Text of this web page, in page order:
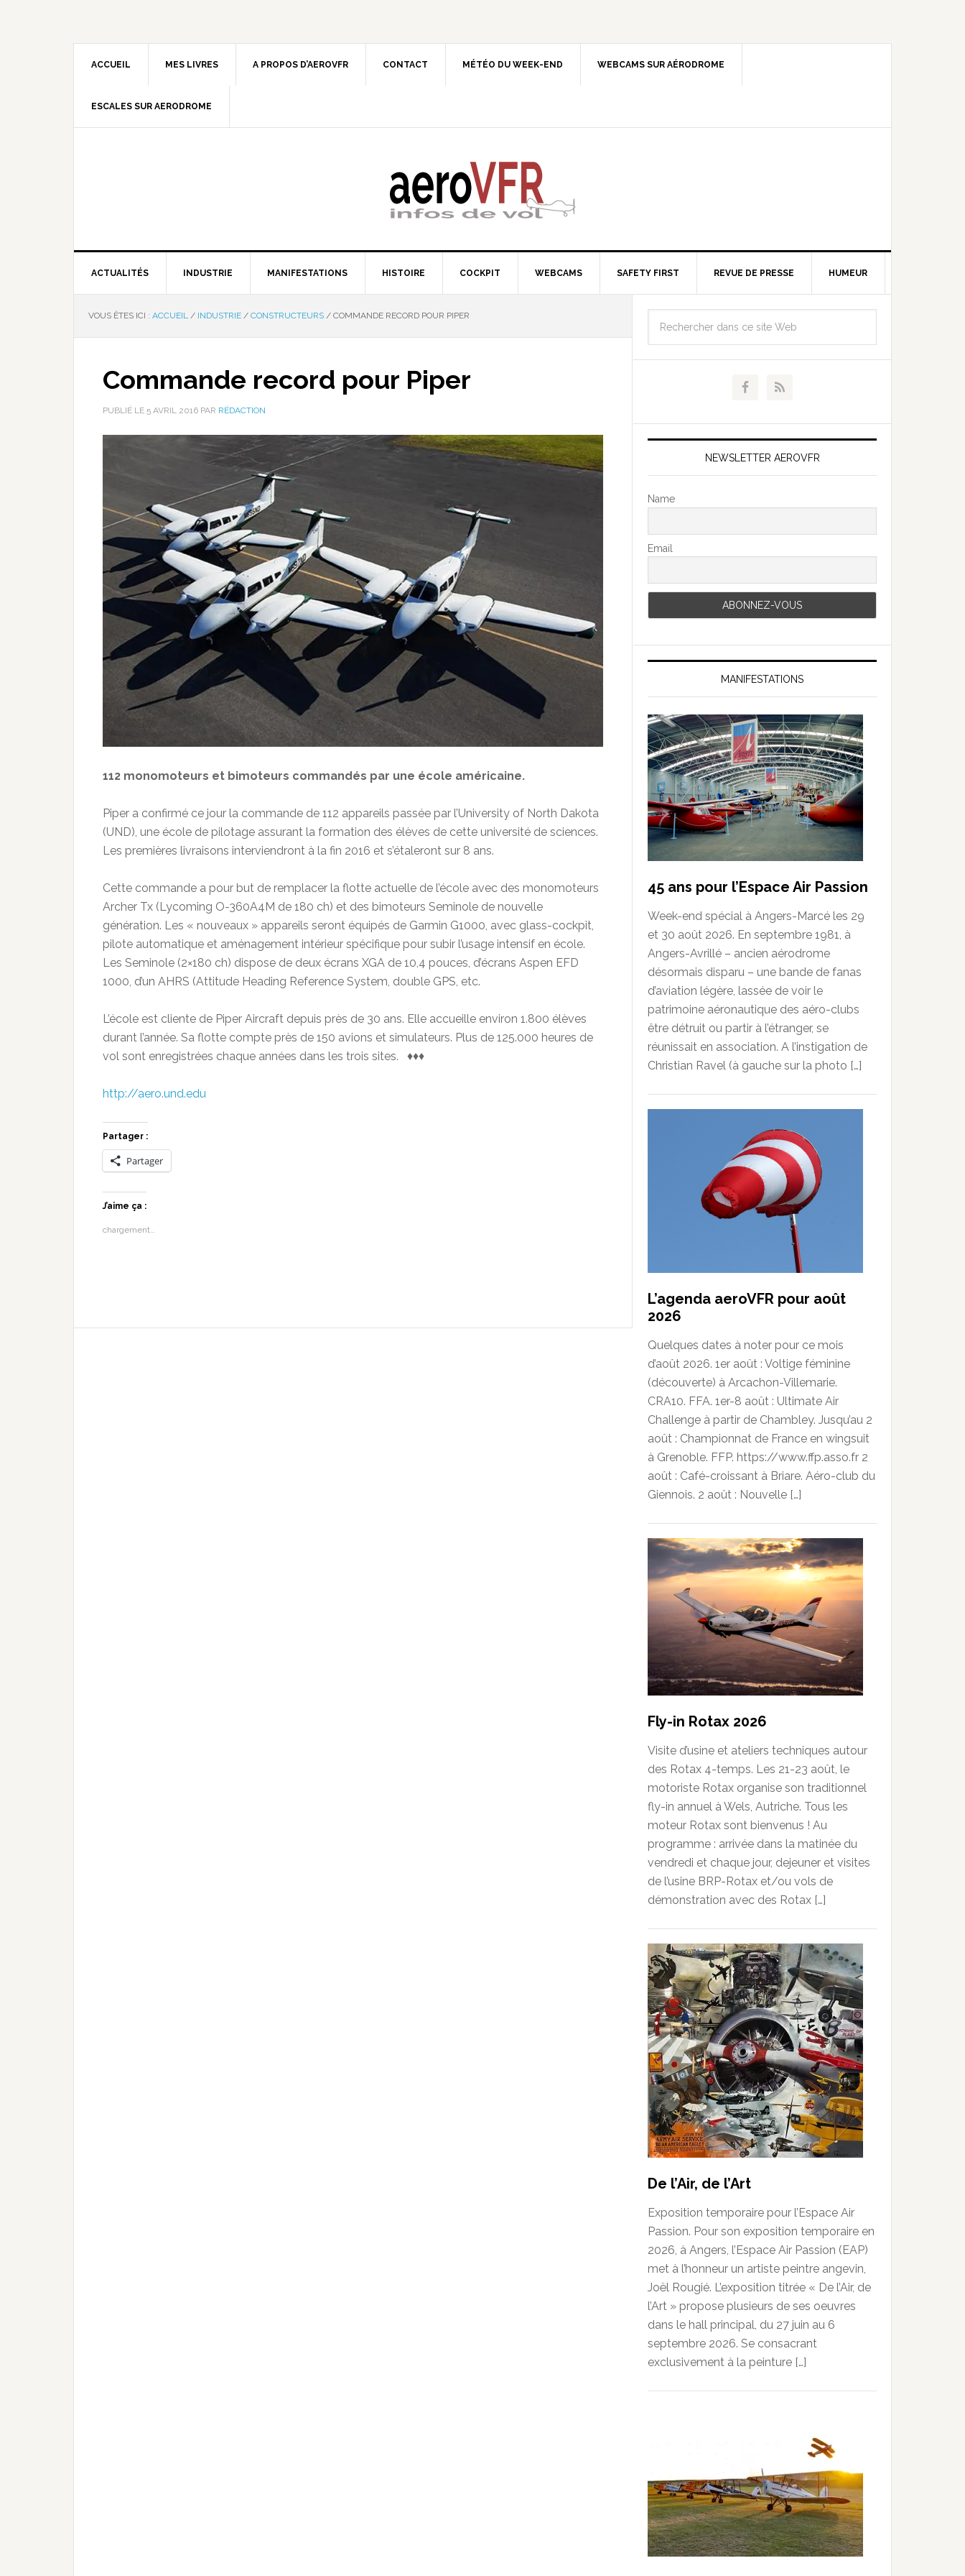
ACCUEIL MES LIVRES A PROPOS D’AEROVFR CONTACT MÉTÉO DU WEEK-END WEBCAMS SUR AÉRODROME
ESCALES SUR AERODROME
ACTUALITÉS INDUSTRIE MANIFESTATIONS HISTOIRE COCKPIT WEBCAMS SAFETY FIRST REVUE DE PRESSE HUMEUR
VOUS ÊTES ICI : ACCUEIL / INDUSTRIE / CONSTRUCTEURS / COMMANDE RECORD POUR PIPER
Commande record pour Piper
PUBLIÉ LE 5 AVRIL 2016 PAR RÉDACTION
112 monomoteurs et bimoteurs commandés par une école américaine.
Piper a confirmé ce jour la commande de 112 appareils passée par l’University of North Dakota
(UND), une école de pilotage assurant la formation des élèves de cette université de sciences.
Les premières livraisons interviendront à la fin 2016 et s’étaleront sur 8 ans.
Cette commande a pour but de remplacer la flotte actuelle de l’école avec des monomoteurs
Archer Tx (Lycoming O-360A4M de 180 ch) et des bimoteurs Seminole de nouvelle
génération. Les « nouveaux » appareils seront équipés de Garmin G1000, avec glass-cockpit,
pilote automatique et aménagement intérieur spécifique pour subir l’usage intensif en école.
Les Seminole (2×180 ch) dispose de deux écrans XGA de 10,4 pouces, d’écrans Aspen EFD
1000, d’un AHRS (Attitude Heading Reference System, double GPS, etc.
L’école est cliente de Piper Aircraft depuis près de 30 ans. Elle accueille environ 1.800 élèves
durant l’année. Sa flotte compte près de 150 avions et simulateurs. Plus de 125.000 heures de
vol sont enregistrées chaque années dans les trois sites. ♦♦♦
http://aero.und.edu
Partager :
Partager
J’aime ça :
chargement…
NEWSLETTER AEROVFR
Name
Email
MANIFESTATIONS
45 ans pour l’Espace Air Passion
Week-end spécial à Angers-Marcé les 29
et 30 août 2026. En septembre 1981, à
Angers-Avrillé – ancien aérodrome
désormais disparu – une bande de fanas
d’aviation légère, lassée de voir le
patrimoine aéronautique des aéro-clubs
être détruit ou partir à l’étranger, se
réunissait en association. A l’instigation de
Christian Ravel (à gauche sur la photo […]
L’agenda aeroVFR pour août
2026
Quelques dates à noter pour ce mois
d’août 2026. 1er août : Voltige féminine
(découverte) à Arcachon-Villemarie.
CRA10. FFA. 1er-8 août : Ultimate Air
Challenge à partir de Chambley. Jusqu’au 2
août : Championnat de France en wingsuit
à Grenoble. FFP. https://www.ffp.asso.fr 2
août : Café-croissant à Briare. Aéro-club du
Giennois. 2 août : Nouvelle […]
Fly-in Rotax 2026
Visite d’usine et ateliers techniques autour
des Rotax 4-temps. Les 21-23 août, le
motoriste Rotax organise son traditionnel
fly-in annuel à Wels, Autriche. Tous les
moteur Rotax sont bienvenus ! Au
programme : arrivée dans la matinée du
vendredi et chaque jour, dejeuner et visites
de l’usine BRP-Rotax et/ou vols de
démonstration avec des Rotax […]
De l’Air, de l’Art
Exposition temporaire pour l’Espace Air
Passion. Pour son exposition temporaire en
2026, à Angers, l’Espace Air Passion (EAP)
met à l’honneur un artiste peintre angevin,
Joël Rougié. L’exposition titrée « De l’Air, de
l’Art » propose plusieurs de ses oeuvres
dans le hall principal, du 27 juin au 6
septembre 2026. Se consacrant
exclusivement à la peinture […]